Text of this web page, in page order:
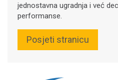
jednostavna ugradnja i već
performanse.
Posjeti stranicu